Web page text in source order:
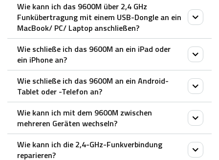
Tastatur:
1. Schalten Sie die Tastatur ein.
2. Drücken Sie die Fn-Taste + Kanaltaste 1/2/3 (die
Tastatur ist mindestens 60 Sekunden lang
erkennbar).
3. Rufen Sie das Bluetooth-Panel auf Ihrem Gerät
auf.
4. Suchen Sie nach der Rapoo-Tastatur und klicken Sie
auf Verbinden.
Maus:
1. Schalten Sie die Maus ein.
Wie kann ich das 9600M über 2,4 GHz
Funkübertragung mit einem USB-Dongle an ein
MacBook/ PC/ Laptop anschließen?
1. Nehmen Sie den Empfänger aus der Tastatur.
2. Stecken Sie den Empfänger in den USB-Anschluss
eines PCs oder Laptops.
Für eine einfache Schritt-für-Schritt-Anleitung
scrollen Sie bitte auf dieser Seite nach unten und
sehen Sie sich das Video-Tutorial “Anschließen einer
Rapoo Multi-mode Wireless Maus/Tastatur” an.
Wie schließe ich das 9600M an ein iPad oder
ein iPhone an?
Die Maus:
1. Schalten Sie die Maus ein.
2. Drücken Sie die Gerätetaste, um einen Kanal
auszuwählen.
– Die Status-LED blinkt schnell.
3. Drücken Sie die Bluetooth-Taste für 3 Sekunden.
Wie schließe ich das 9600M an ein Android-
Tablet oder -Telefon an?
Die Maus:
1. Schalten Sie die Maus ein.
2. Drücken Sie die Gerätetaste, um einen Kanal
Wie kann ich mit dem 9600M zwischen
mehreren Geräten wechseln?
Die Maus:
Wie kann ich die 2,4-GHz-Funkverbindung
reparieren?